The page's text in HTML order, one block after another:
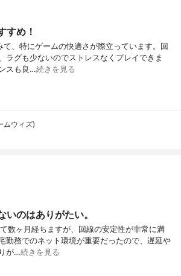
すめ！
、特にゲームの快適さが際立っています。回
ラグも少ないのでストレスなくプレイできま
スも良…続きを見る
ムウィズ)
のはありがたい。
数ヶ月経ちますが、回線の安定性が非常に満
勤務でのネット環境が重要だったので、遅延や
が…続きを見る